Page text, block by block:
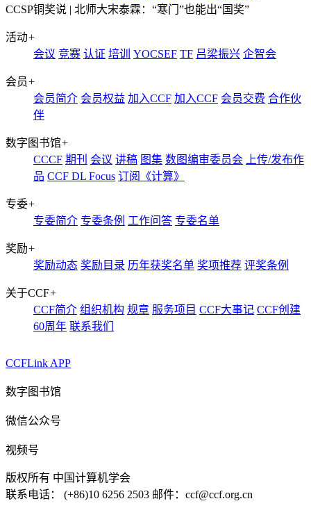
CCSP铜奖说 | 北师大宋泰霖：“寒门”也能出“国奖”
活动+
会议 竞赛 认证 培训 YOCSEF TF 吕梁振兴 企智会
会员+
会员简介 会员权益 加入CCF 加入CCF 会员交费 合作伙
伴
数字图书馆+
CCCF 期刊 会议 讲稿 图集 数图编审委员会 上传/发布作
品 CCF DL Focus 订阅《计算》
专委+
专委简介 专委条例 工作问答 专委名单
奖励+
奖励动态 奖励目录 历年获奖名单 奖项推荐 评奖条例
关于CCF+
CCF简介 组织机构 规章 服务项目 CCF大事记 CCF创建
60周年 联系我们
CCFLink APP
数字图书馆
微信公众号
视频号
版权所有 中国计算机学会
联系电话： (+86)10 6256 2503 邮件：ccf@ccf.org.cn